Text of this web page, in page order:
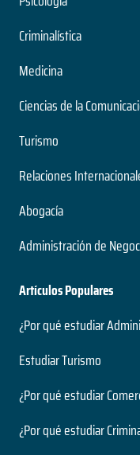
Criminalística
Medicina
Ciencias de la
Turismo
Relaciones
Abogacía
Administración de
Artículos Populares
¿Por qué estudiar
Estudiar Turismo
¿Por qué estudiar
¿Por qué estudiar